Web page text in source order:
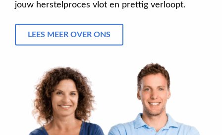
jouw herstelproces vlot en prettig verloopt.
LEES MEER OVER ONS